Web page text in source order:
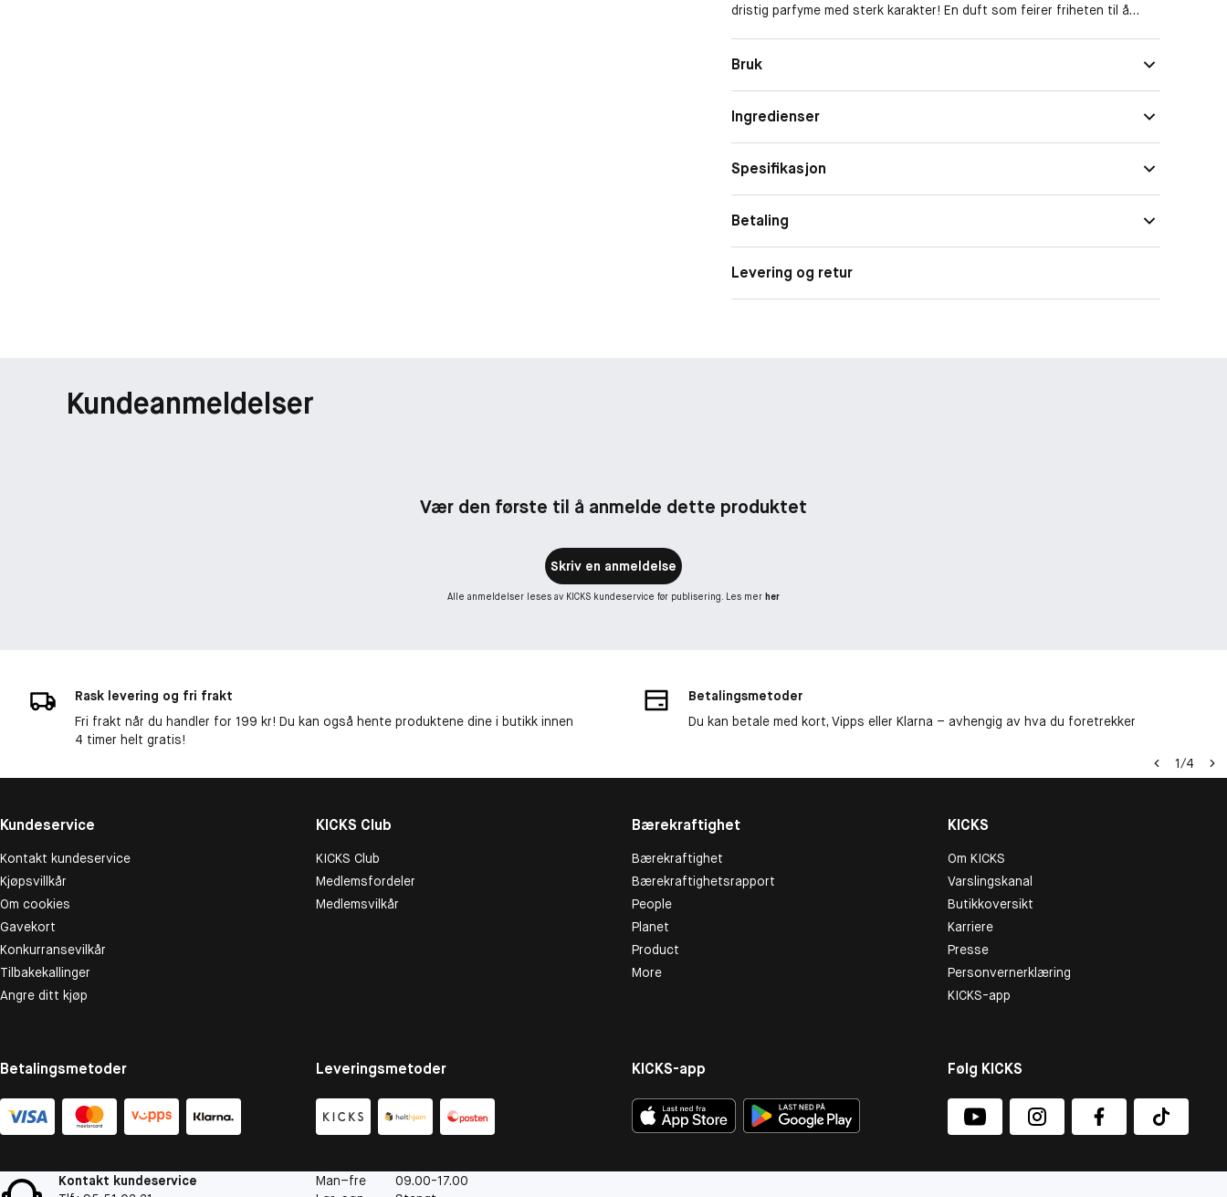
dristig parfyme med sterk karakter! En duft som feirer friheten til å
Bruk
Ingredienser
Spesifikasjon
Betaling
Levering og retur
Kundeanmeldelser
Vær den første til å anmelde dette produktet
Skriv en anmeldelse
Alle anmeldelser leses av KICKS kundeservice før publisering. Les mer her
Rask levering og fri frakt
Fri frakt når du handler for 199 kr! Du kan også hente produktene dine i butikk innen
4 timer helt gratis!
Betalingsmetoder
Du kan betale med kort, Vipps eller Klarna – avhengig av hva du foretrekker
1/4
Kundeservice
Kontakt kundeservice
Kjøpsvillkår
Om cookies
Gavekort
Konkurransevilkår
Tilbakekallinger
Angre ditt kjøp
KICKS Club
KICKS Club
Medlemsfordeler
Medlemsvilkår
Bærekraftighet
Bærekraftighet
Bærekraftighetsrapport
People
Planet
Product
More
KICKS
Om KICKS
Varslingskanal
Butikkoversikt
Karriere
Presse
Personvernerklæring
KICKS-app
Betalingsmetoder Leveringsmetoder KICKS-app Følg KICKS
Kontakt kundeservice
Man–fre
09.00-17.00